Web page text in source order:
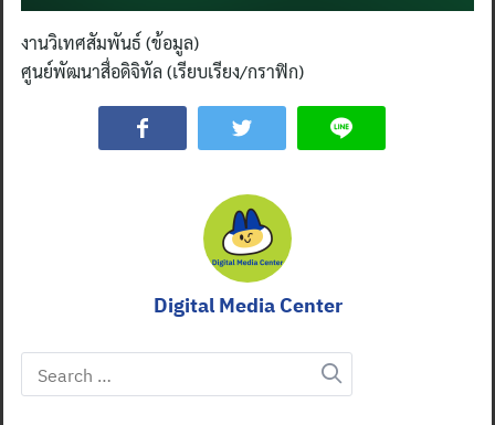
งานวิเทศสัมพันธ์ (ข้อมูล)
ศูนย์พัฒนาสื่อดิจิทัล (เรียบเรียง/กราฟิก)
Digital Media Center
Search
for: